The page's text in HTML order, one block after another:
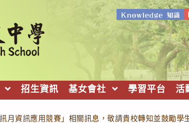
招生資訊 基女會社 學習平台 活
月資訊應用競賽」相關訊息，敬請貴校轉知並鼓勵學